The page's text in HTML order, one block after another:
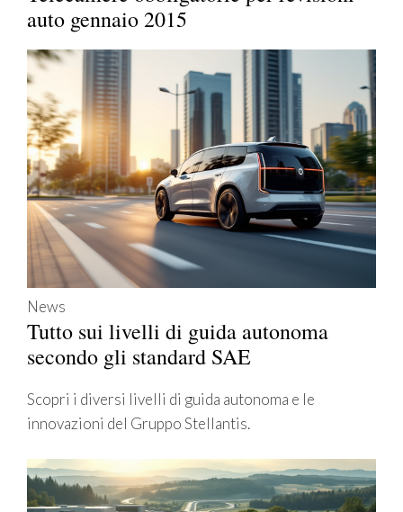
auto gennaio 2015
News
Tutto sui livelli di guida autonoma
secondo gli standard SAE
Scopri i diversi livelli di guida autonoma e le
innovazioni del Gruppo Stellantis.